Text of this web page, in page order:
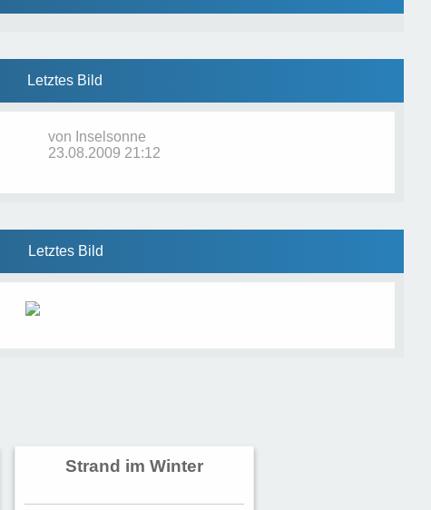
Letztes Bild
von Inselsonne
23.08.2009 21:12
Letztes Bild
Strand im Winter